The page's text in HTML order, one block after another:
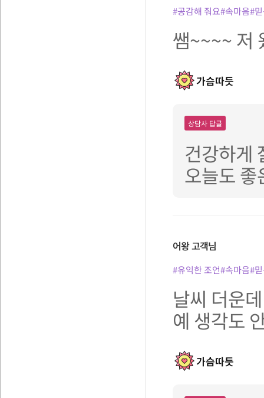
#공감해 줘요#속마음#
쌤~~~~ 저
가슴따듯
상담사 답글
건강하게
오늘도
어왕고객님
#유익한 조언#속마음#
날씨 더운
예 생각도
가슴따듯